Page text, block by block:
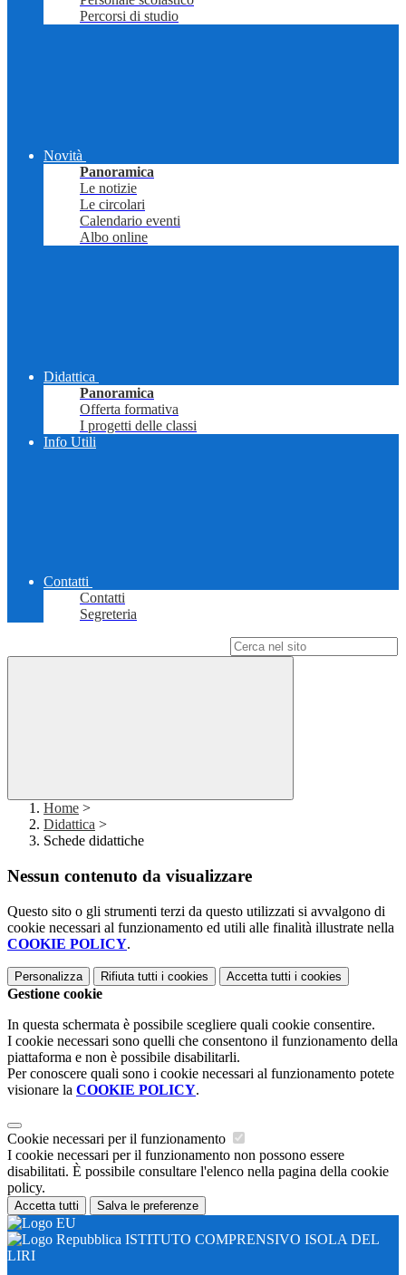
Percorsi di studio
Novità
Panoramica
Le notizie
Le circolari
Calendario eventi
Albo online
Didattica
Panoramica
Offerta formativa
I progetti delle classi
Info Utili
Contatti
Contatti
Segreteria
Home >
Didattica >
Schede didattiche
Nessun contenuto da visualizzare
Questo sito o gli strumenti terzi da questo utilizzati si avvalgono di
cookie necessari al funzionamento ed utili alle finalità illustrate nella
COOKIE POLICY.
Personalizza Rifiuta tutti i cookies Accetta tutti i cookies
Gestione cookie
In questa schermata è possibile scegliere quali cookie consentire.
I cookie necessari sono quelli che consentono il funzionamento della
piattaforma e non è possibile disabilitarli.
Per conoscere quali sono i cookie necessari al funzionamento potete
visionare la COOKIE POLICY.
Cookie necessari per il funzionamento
I cookie necessari per il funzionamento non possono essere
disabilitati. È possibile consultare l'elenco nella pagina della cookie
policy.
Accetta tutti Salva le preferenze
ISTITUTO COMPRENSIVO ISOLA DEL
LIRI